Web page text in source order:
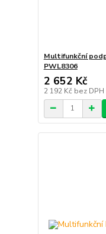
Multifunkční
PWL8306
2 652 Kč
2 192 Kč bez DPH